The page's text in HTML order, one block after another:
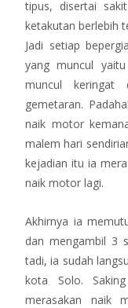
tipus, disertai
ketakutan berlebih
Jadi setiap
yang muncul
muncul keringat
gemetaran.
naik motor
malem hari
kejadian itu ia
naik motor lagi.
Akhirnya ia
dan mengambil 3
tadi, ia sudah
kota Solo.
merasakan naik